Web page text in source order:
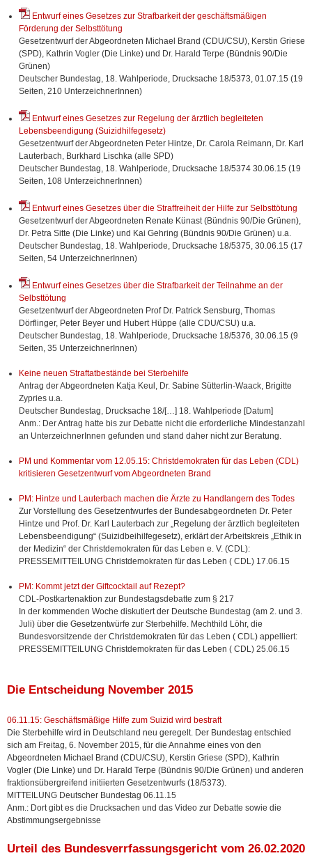
Entwurf eines Gesetzes zur Strafbarkeit der geschäftsmäßigen
Förderung der Selbsttötung
Gesetzentwurf der Abgeordneten Michael Brand (CDU/CSU), Kerstin Griese
(SPD), Kathrin Vogler (Die Linke) und Dr. Harald Terpe (Bündnis 90/Die
Grünen)
Deutscher Bundestag, 18. Wahlperiode, Drucksache 18/5373, 01.07.15 (19
Seiten, 210 UnterzeichnerInnen)
Entwurf eines Gesetzes zur Regelung der ärztlich begleiteten
Lebensbeendigung (Suizidhilfegesetz)
Gesetzentwurf der Abgeordneten Peter Hintze, Dr. Carola Reimann, Dr. Karl
Lauterbach, Burkhard Lischka (alle SPD)
Deutscher Bundestag, 18. Wahlperiode, Drucksache 18/5374 30.06.15 (19
Seiten, 108 UnterzeichnerInnen)
Entwurf eines Gesetzes über die Straffreiheit der Hilfe zur Selbsttötung
Gesetzentwurf der Abgeordneten Renate Künast (Bündnis 90/Die Grünen),
Dr. Petra Sitte (Die Linke) und Kai Gehring (Bündnis 90/Die Grünen) u.a.
Deutscher Bundestag, 18. Wahlperiode, Drucksache 18/5375, 30.06.15 (17
Seiten, 54 UnterzeichnerInnen)
Entwurf eines Gesetzes über die Strafbarkeit der Teilnahme an der
Selbsttötung
Gesetzentwurf der Abgeordneten Prof Dr. Patrick Sensburg, Thomas
Dörflinger, Peter Beyer und Hubert Hüppe (alle CDU/CSU) u.a.
Deutscher Bundestag, 18. Wahlperiode, Drucksache 18/5376, 30.06.15 (9
Seiten, 35 UnterzeichnerInnen)
Keine neuen Straftatbestände bei Sterbehilfe
Antrag der Abgeordneten Katja Keul, Dr. Sabine Sütterlin-Waack, Brigitte
Zypries u.a.
Deutscher Bundestag, Drucksache 18/[…] 18. Wahlperiode [Datum]
Anm.: Der Antrag hatte bis zur Debatte nicht die erforderliche Mindestanzahl
an UnterzeichnerInnen gefunden und stand daher nicht zur Beratung.
PM und Kommentar vom 12.05.15: Christdemokraten für das Leben (CDL)
kritisieren Gesetzentwurf vom Abgeordneten Brand
PM: Hintze und Lauterbach machen die Ärzte zu Handlangern des Todes
Zur Vorstellung des Gesetzentwurfes der Bundesabgeordneten Dr. Peter
Hintze und Prof. Dr. Karl Lauterbach zur „Regelung der ärztlich begleiteten
Lebensbeendigung“ (Suizidbeihilfegesetz), erklärt der Arbeitskreis „Ethik in
der Medizin“ der Christdemokraten für das Leben e. V. (CDL):
PRESSEMITTEILUNG Christdemokraten für das Leben ( CDL) 17.06.15
PM: Kommt jetzt der Giftcocktail auf Rezept?
CDL-Postkartenaktion zur Bundestagsdebatte zum § 217
In der kommenden Woche diskutiert der Deutsche Bundestag (am 2. und 3.
Juli) über die Gesetzentwürfe zur Sterbehilfe. Mechthild Löhr, die
Bundesvorsitzende der Christdemokraten für das Leben ( CDL) appelliert:
PRESSEMITTEILUNG Christdemokraten für das Leben ( CDL) 25.06.15
Die Entscheidung November 2015
06.11.15: Geschäftsmäßige Hilfe zum Suizid wird bestraft
Die Sterbehilfe wird in Deutschland neu geregelt. Der Bundestag entschied
sich am Freitag, 6. November 2015, für die Annahme eines von den
Abgeordneten Michael Brand (CDU/CSU), Kerstin Griese (SPD), Kathrin
Vogler (Die Linke) und Dr. Harald Terpe (Bündnis 90/Die Grünen) und anderen
fraktionsübergreifend initiierten Gesetzentwurfs (18/5373).
MITTEILUNG Deutscher Bundestag 06.11.15
Anm.: Dort gibt es die Drucksachen und das Video zur Debatte sowie die
Abstimmungsergebnisse
Urteil des Bundesverrfassungsgericht vom 26.02.2020